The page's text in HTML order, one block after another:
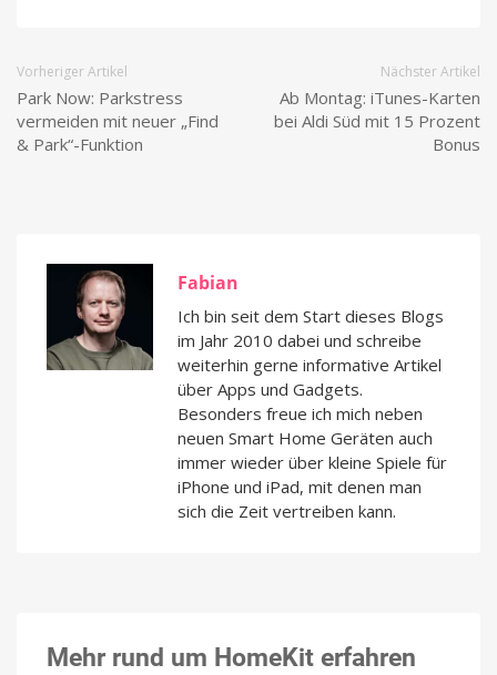
Vorheriger Artikel
Park Now: Parkstress
vermeiden mit neuer „Find
& Park“-Funktion
Nächster Artikel
Ab Montag: iTunes-Karten
bei Aldi Süd mit 15 Prozent
Bonus
Fabian
Ich bin seit dem Start dieses Blogs
im Jahr 2010 dabei und schreibe
weiterhin gerne informative Artikel
über Apps und Gadgets.
Besonders freue ich mich neben
neuen Smart Home Geräten auch
immer wieder über kleine Spiele für
iPhone und iPad, mit denen man
sich die Zeit vertreiben kann.
Mehr rund um HomeKit erfahren